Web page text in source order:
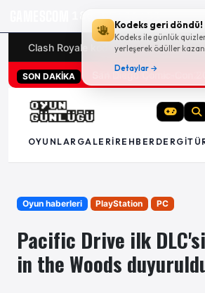
Kodeks geri döndü!
Kodeks ile günlük
yerleşerek ödüller
Detaylar →
18g 07:16:50
Clash Royale kodları Türk
SON DAKİKA
OYUNLAR GALERI REHBER DERGI
Oyun haberleri PlayStation PC
Pacific Drive ilk
in the Woods